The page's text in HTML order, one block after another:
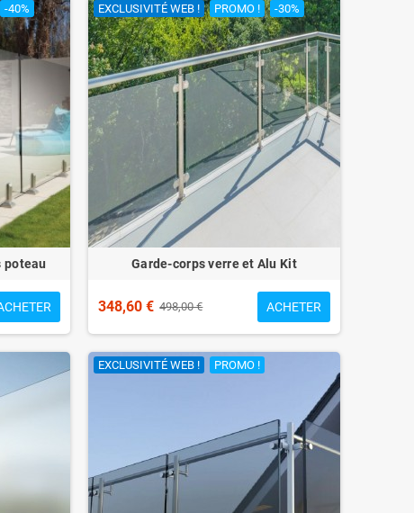
-40%
poteau
EXCLUSIVITÉ WEB ! PROMO ! -30%
Garde-corps verre et Alu Kit
348,60 € 498,00 € ACHETER
EXCLUSIVITÉ WEB ! PROMO !